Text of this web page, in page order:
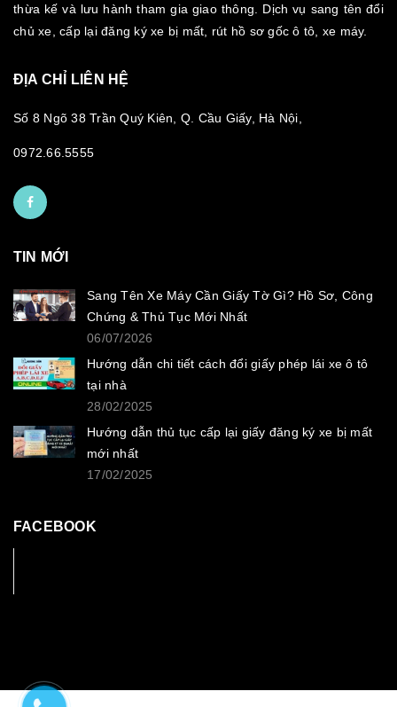
thừa kế và lưu hành tham gia giao thông. Dịch vụ sang tên đổi
chủ xe, cấp lại đăng ký xe bị mất, rút hồ sơ gốc ô tô, xe máy.
ĐỊA CHỈ LIÊN HỆ
Số 8 Ngõ 38 Trần Quý Kiên, Q. Cầu Giấy, Hà Nội,
0972.66.5555
TIN MỚI
Sang Tên Xe Máy Cần Giấy Tờ Gì? Hồ Sơ, Công
Chứng & Thủ Tục Mới Nhất
06/07/2026
Hướng dẫn chi tiết cách đổi giấy phép lái xe ô tô
tại nhà
28/02/2025
Hướng dẫn thủ tục cấp lại giấy đăng ký xe bị mất
mới nhất
17/02/2025
FACEBOOK